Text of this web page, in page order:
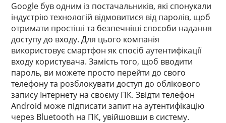
Google був одним із постачальників, які спонукали
індустрію технологій відмовитися від паролів, щоб
отримати простіші та безпечніші способи надання
доступу до входу. Для цього компанія
використовує смартфон як спосіб аутентифікації
входу користувача. Замість того, щоб вводити
пароль, ви можете просто перейти до свого
телефону та розблокувати доступ до облікового
запису Інтернету на своєму ПК. Звідти телефон
Android може підписати запит на аутентифікацію
через Bluetooth на ПК, увійшовши в систему.